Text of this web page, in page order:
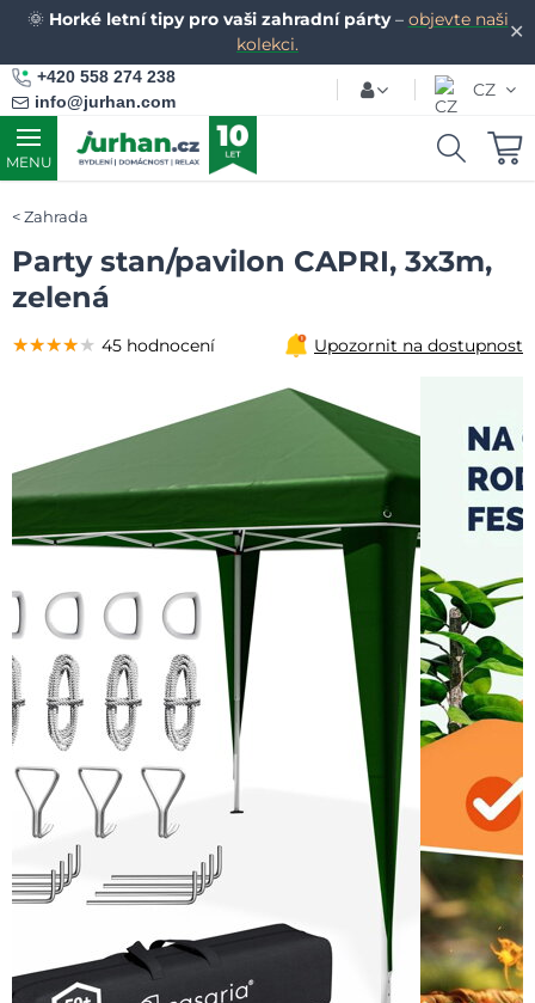
✕
🌞 Horké letní tipy pro vaši zahradní párty– objevte naši
kolekci.
+420 558 274 238
info@jurhan.com
CZ
MENU
Zahrada
Party stan/pavilon CAPRI, 3x3m,
zelená
★★★★★
★★★★★
★★★★★ 45 hodnocení Upozornit na dostupnost